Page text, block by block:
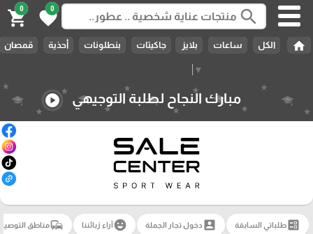
▼
search
0
favorite
0
shopping_cart
home الكل ساعات بلايز جاكيتات بنطلونات أحذية قمصان
مبارك النجاح لطلبة التوجيهي play_circle
ballotطلباتي السابقة account_box دخول تجار الجملة emoji_emotionsآراء زبائننا commuteمناطق